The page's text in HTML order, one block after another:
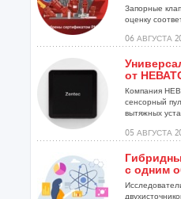
Запорные
оценку
06 АВГУСТА
от
Компания
сенсорный
вытяжных
05 АВГУСТА
с одним